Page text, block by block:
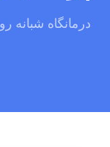
درمانگاه شبانه